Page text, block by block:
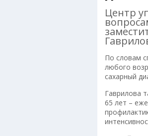
Центр
По словам
любого
сахарный
Гаврилова
65 лет –